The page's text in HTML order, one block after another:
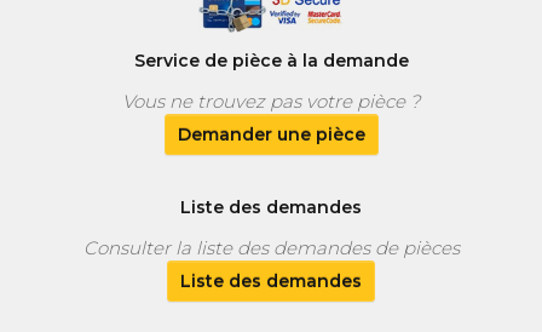
Service de pièce à la demande
Vous ne trouvez pas votre pièce ?
Demander une pièce
Liste des demandes
Consulter la liste des demandes de pièces
Liste des demandes